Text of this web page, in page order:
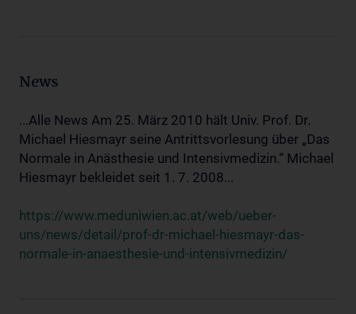
News
...Alle News Am 25. März 2010 hält Univ. Prof. Dr.
Michael Hiesmayr seine Antrittsvorlesung über „Das
Normale in Anästhesie und Intensivmedizin.“ Michael
Hiesmayr bekleidet seit 1. 7. 2008...
https://www.meduniwien.ac.at/web/ueber-
uns/news/detail/prof-dr-michael-hiesmayr-das-
normale-in-anaesthesie-und-intensivmedizin/